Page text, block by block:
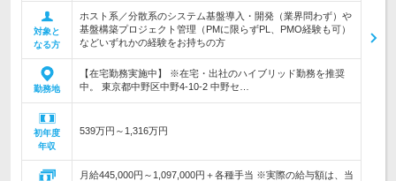
対象と
なる方
ホスト系／分散系のシステム基盤導入・開発（業界問わず）や
基盤構築プロジェクト管理（PMに限らずPL、PMO経験も可）
などいずれかの経験をお持ちの方
勤務地
【在宅勤務実施中】 ※在宅・出社のハイブリッド勤務を推奨
中。 東京都中野区中野4-10-2 中野セ…
初年度
年収
539万円～1,316万円
月給445,000円～1,097,000円＋各種手当 ※実際の給与額は、当